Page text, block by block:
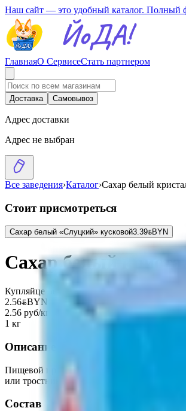
Наш сайт — это удобный каталог. Полный
ГлавнаяО СервисеСтать партнером
Доставка Самовывоз
Адрес доставки
Адрес не выбран
Все заведения›Каталог›Сахар белый
Стоит присмотреться
Сахар белый «Слуцкий» кусковой3.39BYNBYN
Сахар белый
Купляйце Беларускае
2.56BYNBYN
2.56 руб/кг
1 кг
Описание
Пищевой продукт, представляющий собой
или тростникового сахара-сырца.
Состав